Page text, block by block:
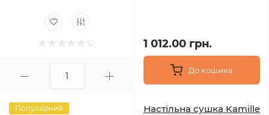
1 012.00 грн.
До кошика
Популярний
Настільна сушка Kamille